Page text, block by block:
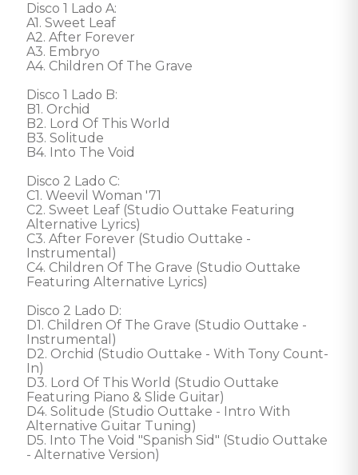
Disco 1 Lado A:
A1. Sweet Leaf
A2. After Forever
A3. Embryo
A4. Children Of The Grave
Disco 1 Lado B:
B1. Orchid
B2. Lord Of This World
B3. Solitude
B4. Into The Void
Disco 2 Lado C:
C1. Weevil Woman '71
C2. Sweet Leaf (Studio Outtake Featuring
Alternative Lyrics)
C3. After Forever (Studio Outtake -
Instrumental)
C4. Children Of The Grave (Studio Outtake
Featuring Alternative Lyrics)
Disco 2 Lado D:
D1. Children Of The Grave (Studio Outtake -
Instrumental)
D2. Orchid (Studio Outtake - With Tony Count-
In)
D3. Lord Of This World (Studio Outtake
Featuring Piano & Slide Guitar)
D4. Solitude (Studio Outtake - Intro With
Alternative Guitar Tuning)
D5. Into The Void "Spanish Sid" (Studio Outtake
- Alternative Version)